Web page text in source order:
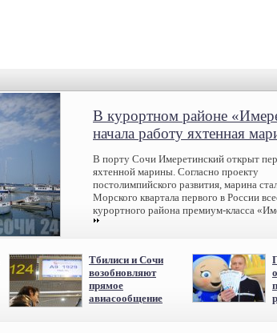
В курортном районе
начала работу яхтенная
В порту Сочи Имеретинский открыт
яхтенной марины. Согласно проекту
постолимпийского развития, марина
Морского квартала первого в России
курортного района премиум-класса
Тбилиси и Сочи
возобновляют
прямое
авиасообщение